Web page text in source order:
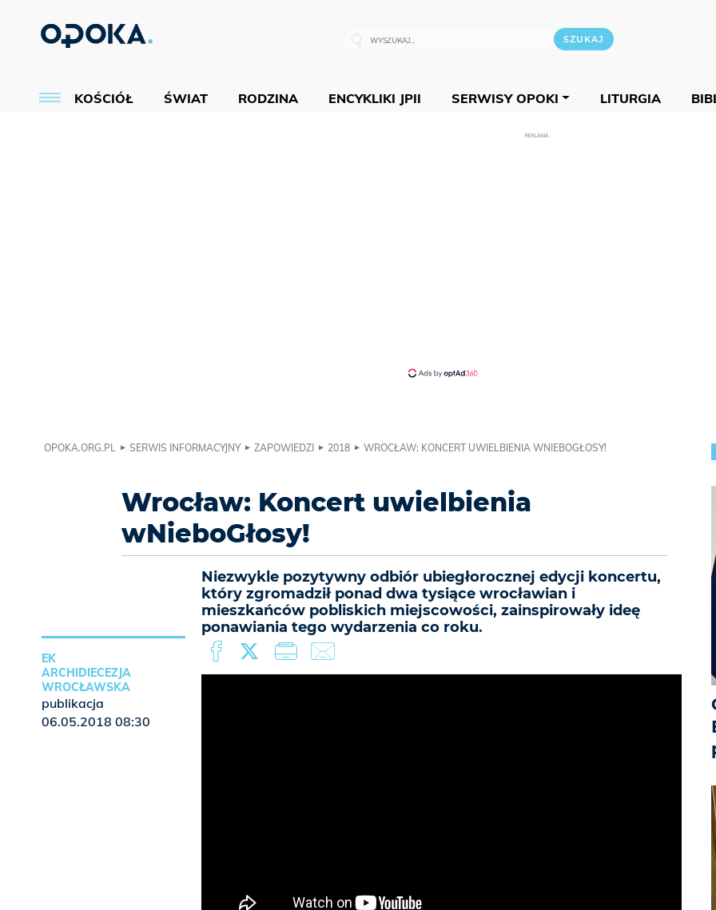
KOŚCIÓŁ ŚWIAT RODZINA ENCYKLIKI JPII SERWISY OPOKI LITURGIA
REKLAMA
OPOKA.ORG.PL SERWIS INFORMACYJNY ZAPOWIEDZI 2018 WROCŁAW: KONCERT UWIELBIENIA WNIEBOGŁOSY!
Wrocław: Koncert uwielbienia
wNieboGłosy!
Niezwykle pozytywny odbiór ubiegłorocznej edycji koncertu,
który zgromadził ponad dwa tysiące wrocławian i
mieszkańców pobliskich miejscowości, zainspirowały ideę
ponawiania tego wydarzenia co roku.
EK
ARCHIDIECEZJA
WROCŁAWSKA
publikacja
06.05.2018 08:30